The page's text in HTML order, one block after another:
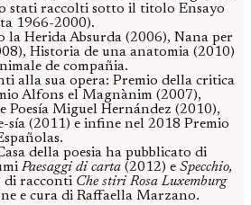
stati raccolti sotto il titolo Ensayo
1966-2000).
la Herida Absurda (2006), Nana per
Historia de una anatomia (2010)
de compañia.
alla sua opera: Premio della critica
Alfons el Magnànim (2007),
Poesía Miguel Hernández (2010),
sía (2011) e infine nel 2018 Premio
della poesia ha pubblicato di
Paesaggi di carta (2012) e Specchio,
di racconti Che stiri Rosa Luxemburg
e cura di Raffaella Marzano.